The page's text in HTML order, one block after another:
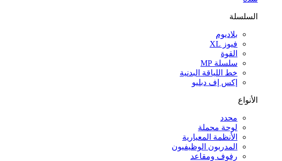
السلسلة
بلاديوم
فيوز XL
القوة
سلسلة MP
خط اللياقة البدنية
إكس إف دبليو
الأنواع
محدد
لوحة محملة
الأنظمة المعيارية
المدربون الوظيفيون
رفوف ومقاعد